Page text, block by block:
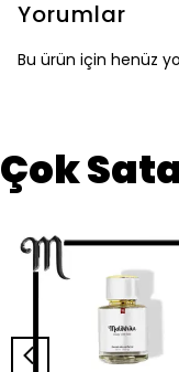
Yorumlar
Bu ürün için henüz
Çok